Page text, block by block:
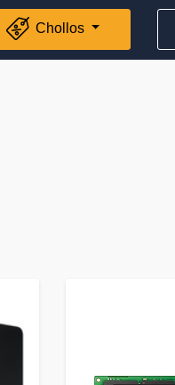
Chollos